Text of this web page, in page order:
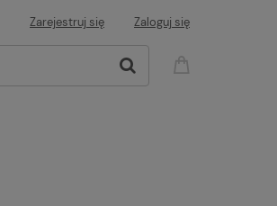
Zarejestruj się Zaloguj się